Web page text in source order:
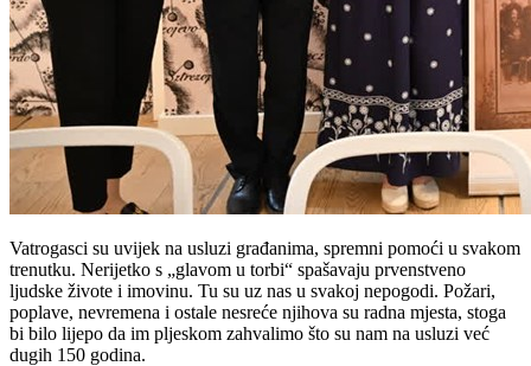
Vatrogasci su uvijek na usluzi građanima, spremni pomoći u svakom
trenutku. Nerijetko s „glavom u torbi“ spašavaju prvenstveno
ljudske živote i imovinu. Tu su uz nas u svakoj nepogodi. Požari,
poplave, nevremena i ostale nesreće njihova su radna mjesta, stoga
bi bilo lijepo da im pljeskom zahvalimo što su nam na usluzi već
dugih 150 godina.